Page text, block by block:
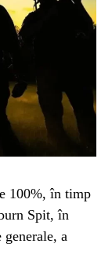
100%, în timp
Spit, în
a